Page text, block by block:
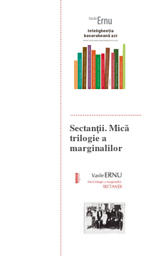
Sectanţii. Mică
trilogie a
marginalilor